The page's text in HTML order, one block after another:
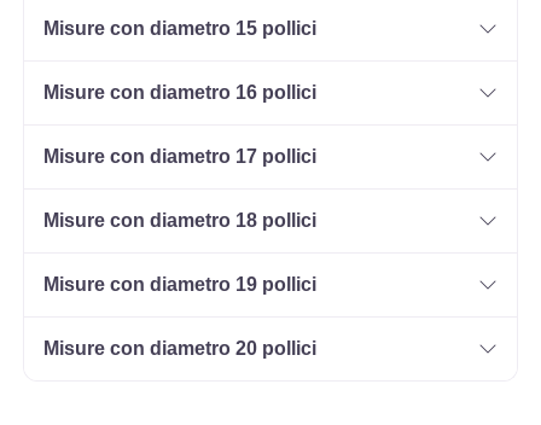
Misure con diametro 15 pollici
Misure con diametro 16 pollici
Misure con diametro 17 pollici
Misure con diametro 18 pollici
Misure con diametro 19 pollici
Misure con diametro 20 pollici